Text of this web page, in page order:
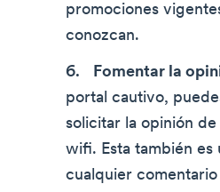
promociones
conozcan.
Fomentar la
portal cautivo,
solicitar la opinión
wifi. Esta también es
cualquier